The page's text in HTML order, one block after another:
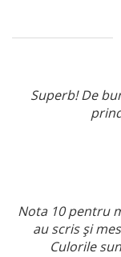
Superb! De
Nota 10 pentru
au scris și
Culorile